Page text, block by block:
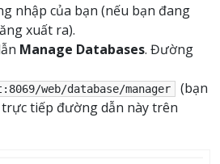
nhập của bạn (nếu bạn đang
xuất ra).
Manage Databases. Đường
web/database/manager
(bạn
tiếp đường dẫn này trên